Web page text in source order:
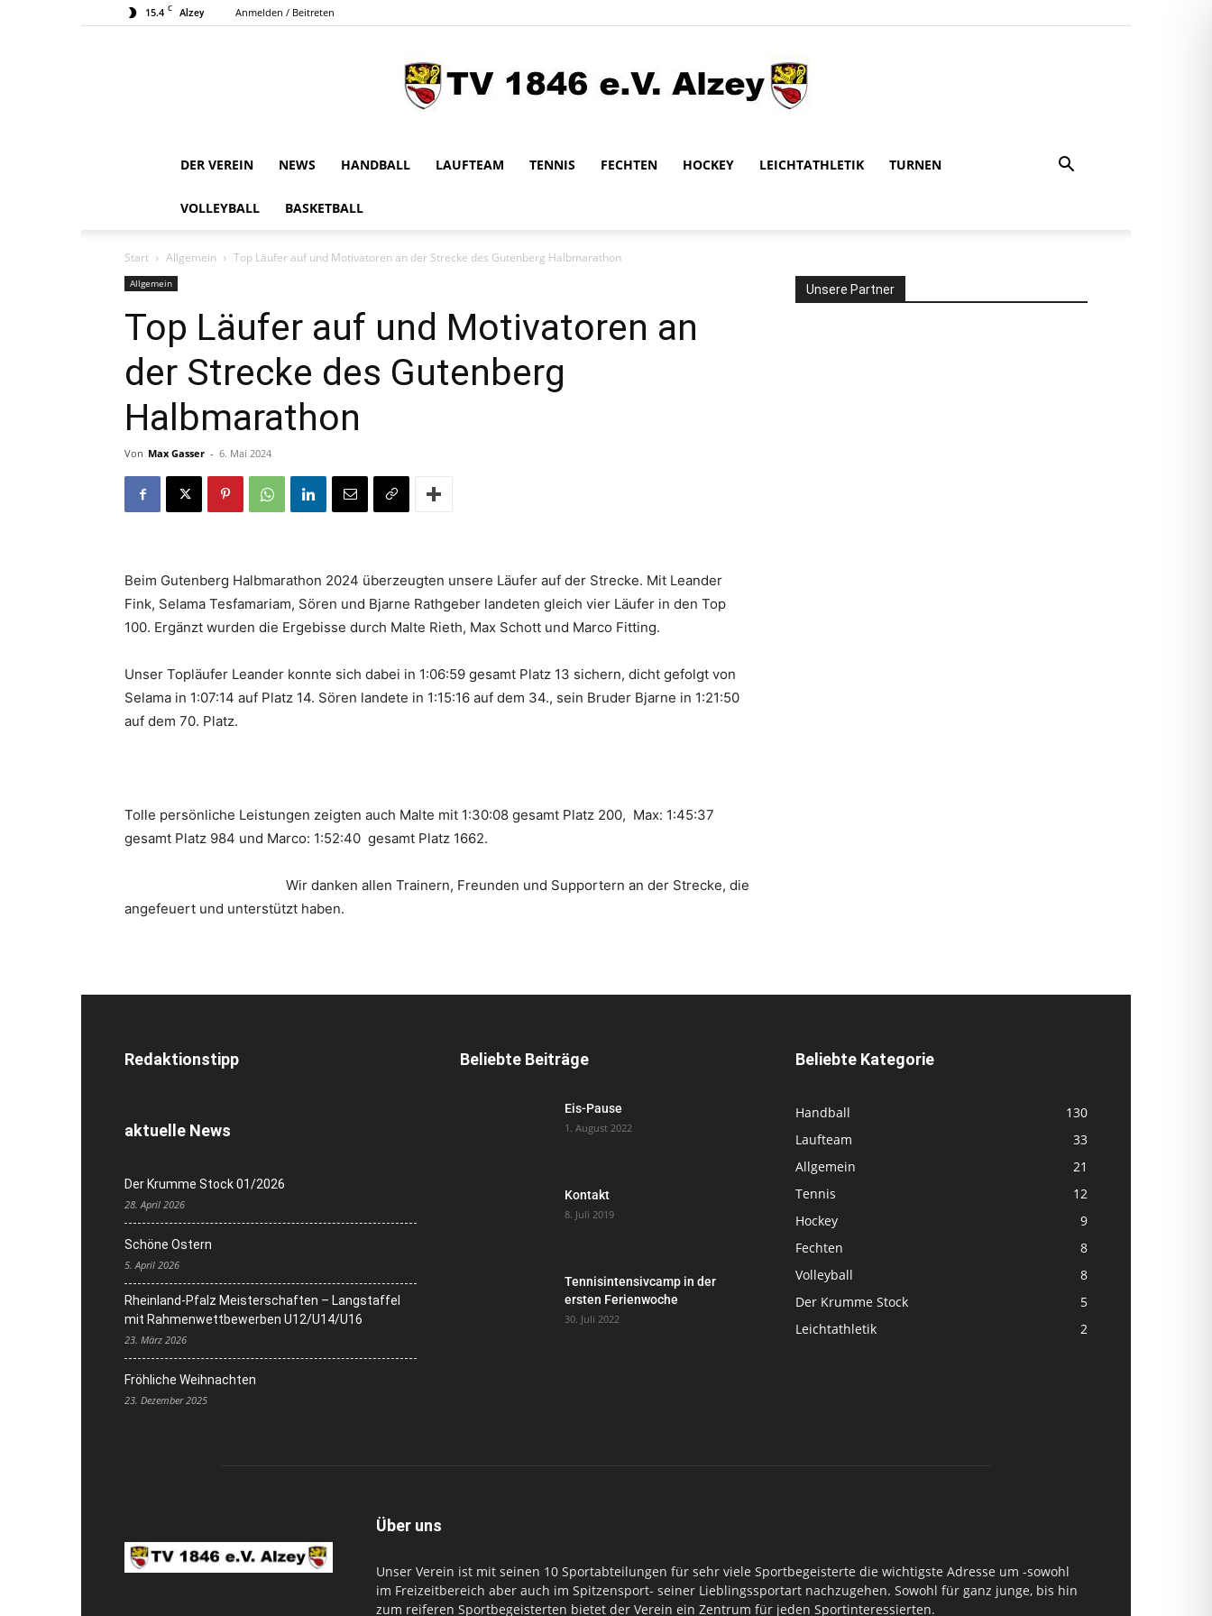
15.4 C Alzey Anmelden / Beitreten
TV
DER VEREIN NEWS HANDBALL LAUFTEAM TENNIS FECHTEN HOCKEY LEICHTATHLETIK TURNEN
VOLLEYBALL BASKETBALL
Start Allgemein Top Läufer auf und Motivatoren an der Strecke des Gutenberg Halbmarathon
Allgemein
Top Läufer auf und Motivatoren an
der Strecke des Gutenberg
Halbmarathon
Von Max Gasser - 6. Mai 2024
Beim Gutenberg Halbmarathon 2024 überzeugten unsere Läufer auf der Strecke. Mit Leander
Fink, Selama Tesfamariam, Sören und Bjarne Rathgeber landeten gleich vier Läufer in den Top
100. Ergänzt wurden die Ergebisse durch Malte Rieth, Max Schott und Marco Fitting.
Unser Topläufer Leander konnte sich dabei in 1:06:59 gesamt Platz 13 sichern, dicht gefolgt von
Selama in 1:07:14 auf Platz 14. Sören landete in 1:15:16 auf dem 34., sein Bruder Bjarne in 1:21:50
auf dem 70. Platz.
Tolle persönliche Leistungen zeigten auch Malte mit 1:30:08 gesamt Platz 200, Max: 1:45:37
gesamt Platz 984 und Marco: 1:52:40 gesamt Platz 1662.
Wir danken allen Trainern, Freunden und Supportern an der Strecke, die
angefeuert und unterstützt haben.
Unsere Partner
Redaktionstipp
aktuelle News
Der Krumme Stock 01/2026
28. April 2026
Schöne Ostern
5. April 2026
Rheinland-Pfalz Meisterschaften – Langstaffel
mit Rahmenwettbewerben U12/U14/U16
23. März 2026
Fröhliche Weihnachten
23. Dezember 2025
Beliebte Beiträge
Eis-Pause
1. August 2022
Kontakt
8. Juli 2019
Tennisintensivcamp in der
ersten Ferienwoche
30. Juli 2022
Beliebte Kategorie
Handball
130
Laufteam
33
Allgemein
21
Tennis
12
Hockey
9
Fechten
8
Volleyball
8
Der Krumme Stock
5
Leichtathletik
2
Über uns
Unser Verein ist mit seinen 10 Sportabteilungen für sehr viele Sportbegeisterte die wichtigste Adresse um -sowohl
im Freizeitbereich aber auch im Spitzensport- seiner Lieblingssportart nachzugehen. Sowohl für ganz junge, bis hin
zum reiferen Sportbegeisterten bietet der Verein ein Zentrum für jeden Sportinteressierten.